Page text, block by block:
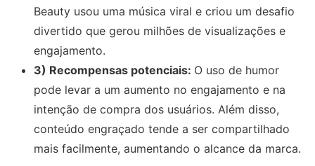
Beauty usou uma música viral e criou um desafio
divertido que gerou milhões de visualizações e
engajamento.
3) Recompensas potenciais: O uso de humor
pode levar a um aumento no engajamento e na
intenção de compra dos usuários. Além disso,
conteúdo engraçado tende a ser compartilhado
mais facilmente, aumentando o alcance da marca.